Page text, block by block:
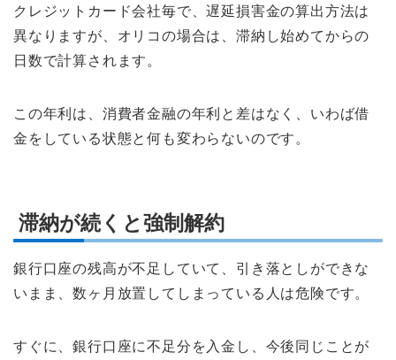
クレジットカード会社毎で、遅延損害金の算出方法は
異なりますが、オリコの場合は、滞納し始めてからの
日数で計算されます。
この年利は、消費者金融の年利と差はなく、いわば借
金をしている状態と何も変わらないのです。
滞納が続くと強制解約
銀行口座の残高が不足していて、引き落としができな
いまま、数ヶ月放置してしまっている人は危険です。
すぐに、銀行口座に不足分を入金し、今後同じことが